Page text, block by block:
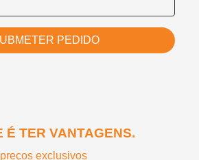
PEDIDO
É TER VANTAGENS.
exclusivos